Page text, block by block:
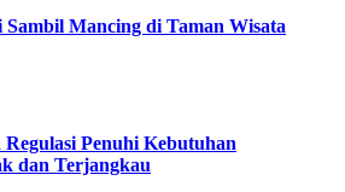
Mancing di Taman Wisata
Penuhi Kebutuhan
dan Terjangkau